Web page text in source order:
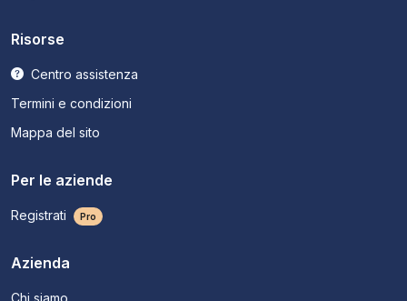
Risorse
Centro assistenza
Termini e condizioni
Mappa del sito
Per le aziende
Registrati Pro
Azienda